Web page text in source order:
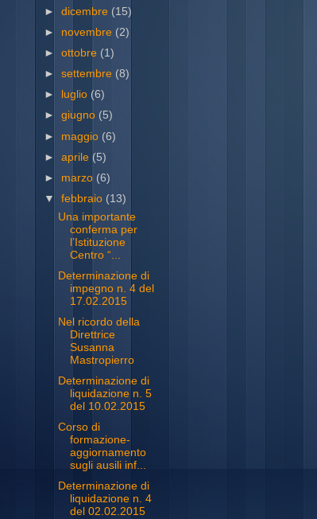
►dicembre (15)
► novembre (2)
►ottobre (1)
►settembre (8)
►
luglio (6)
►giugno (5)
► maggio (6)
►aprile (5)
► marzo (6)
▼febbraio (13)
Una importante
conferma per
l’Istituzione
Centro “...
Determinazione di
impegno n. 4 del
17.02.2015
Nel ricordo della
Direttrice
Susanna
Mastropierro
Determinazione di
liquidazione n. 5
del 10.02.2015
Corso di
formazione-
aggiornamento
sugli ausili inf...
Determinazione di
liquidazione n. 4
del 02.02.2015